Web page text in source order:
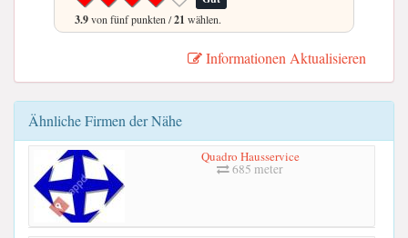
3.9von fünf punkten /21 wählen.
Informationen Aktualisieren
Ähnliche Firmen der Nähe
Quadro Hausservice
685 meter